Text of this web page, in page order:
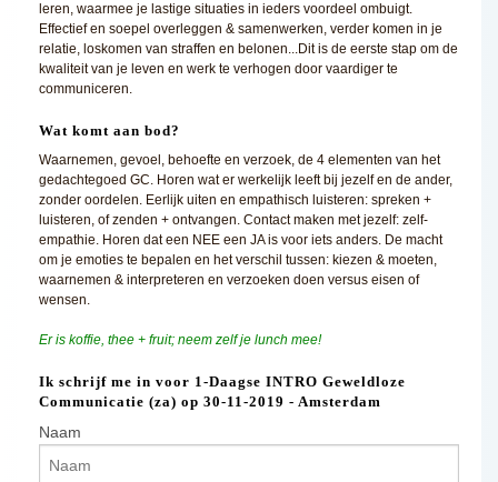
leren, waarmee je lastige situaties in ieders voordeel ombuigt.
Effectief en soepel overleggen & samenwerken, verder komen in je
relatie, loskomen van straffen en belonen...Dit is de eerste stap om de
kwaliteit van je leven en werk te verhogen door vaardiger te
communiceren.
Wat komt aan bod?
Waarnemen, gevoel, behoefte en verzoek, de 4 elementen van het
gedachtegoed GC. Horen wat er werkelijk leeft bij jezelf en de ander,
zonder oordelen. Eerlijk uiten en empathisch luisteren: spreken +
luisteren, of zenden + ontvangen. Contact maken met jezelf: zelf-
empathie. Horen dat een NEE een JA is voor iets anders. De macht
om je emoties te bepalen en het verschil tussen: kiezen & moeten,
waarnemen & interpreteren en verzoeken doen versus eisen of
wensen.
Er is koffie, thee + fruit; neem zelf je lunch mee!
Ik schrijf me in voor 1-Daagse INTRO Geweldloze
Communicatie (za) op 30-11-2019 - Amsterdam
Naam